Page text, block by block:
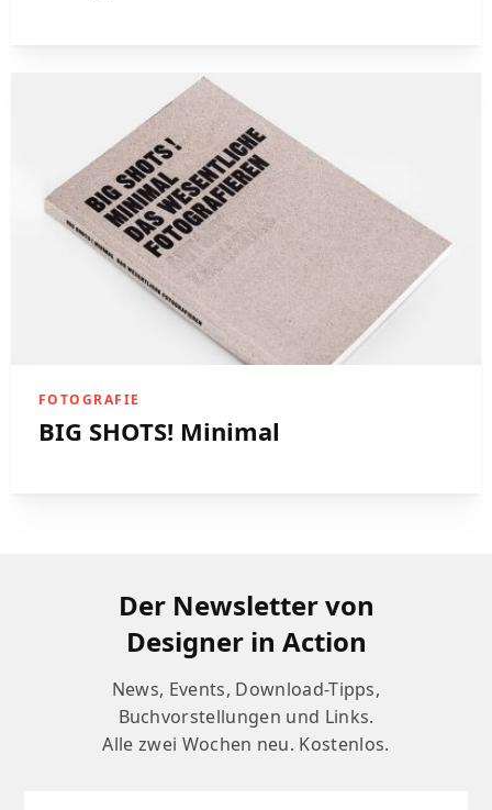
FOTOGRAFIE
BIG SHOTS! Minimal
Der Newsletter von
Designer in Action
News, Events, Download-Tipps,
Buchvorstellungen und Links.
Alle zwei Wochen neu. Kostenlos.